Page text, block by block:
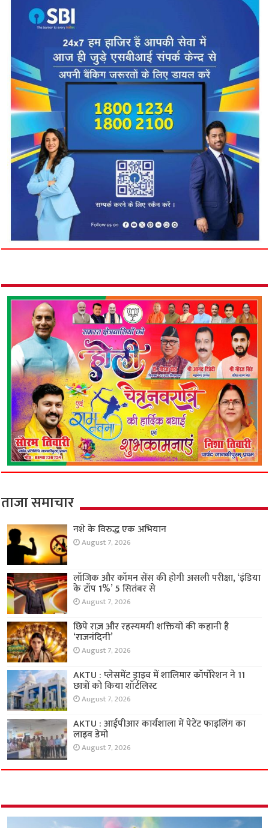
ताजा समाचार
नशे के विरुद्ध एक अभियान
August 7, 2026
लॉजिक और कॉमन सेंस की होगी असली परीक्षा, ‘इंडिया
के टॉप 1%’ 5 सितंबर से
August 7, 2026
छिपे राज़ और रहस्यमयी शक्तियों की कहानी है
‘राजनंदिनी’
August 7, 2026
AKTU : प्लेसमेंट ड्राइव में शालिमार कॉर्पोरेशन ने 11
छात्रों को किया शॉर्टलिस्ट
August 7, 2026
AKTU : आईपीआर कार्यशाला में पेटेंट फाइलिंग का
लाइव डेमो
August 7, 2026